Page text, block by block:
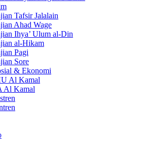
Tafsir Jalalain
Ahad Wage
Ihya’ Ulum al-Din
al-Hikam
Pagi
Sore
& Ekonomi
Al Kamal
Al Kamal